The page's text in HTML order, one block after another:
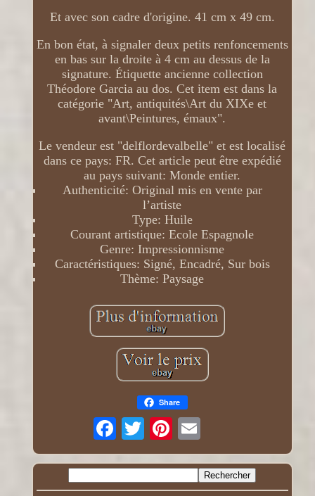
Et avec son cadre d'origine. 41 cm x 49 cm.
En bon état, à signaler deux petits renfoncements
en bas sur la droite à 4 cm au dessus de la
signature. Étiquette ancienne collection
Théodore Garcia au dos. Cet item est dans la
catégorie "Art, antiquités\Art du XIXe et
avant\Peintures, émaux".
Le vendeur est "delflordevalbelle" et est localisé
dans ce pays: FR. Cet article peut être expédié
au pays suivant: Monde entier.
Authenticité: Original mis en vente par
l’artiste
Type: Huile
Courant artistique: Ecole Espagnole
Genre: Impressionnisme
Caractéristiques: Signé, Encadré, Sur bois
Thème: Paysage
Share